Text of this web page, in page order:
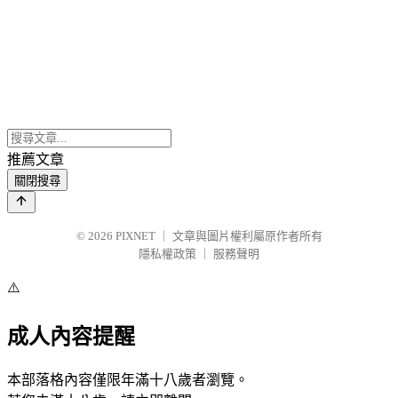
推薦文章
關閉搜尋
© 2026 PIXNET
文章與圖片權利屬原作者所有
隱私權政策
服務聲明
⚠️
成人內容提醒
本部落格內容僅限年滿十八歲者瀏覽。